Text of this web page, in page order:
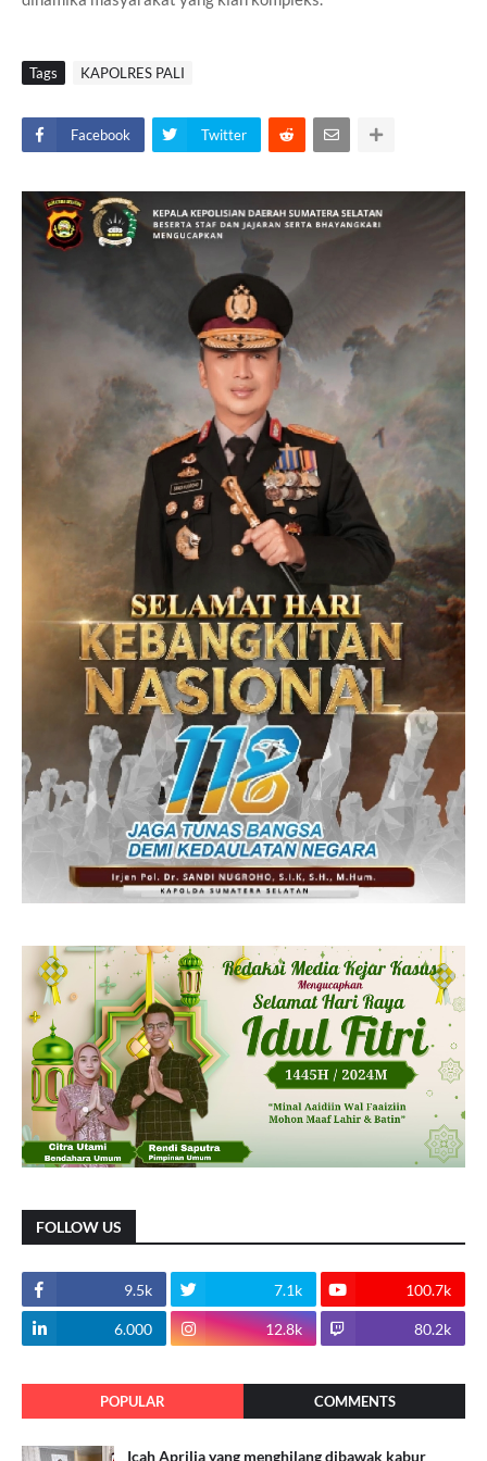
Tags KAPOLRES PALI
Facebook Twitter
FOLLOW US
9.5k 7.1k 100.7k
6.000 12.8k 80.2k
POPULAR COMMENTS
Icah Aprilia yang menghilang dibawak kabur